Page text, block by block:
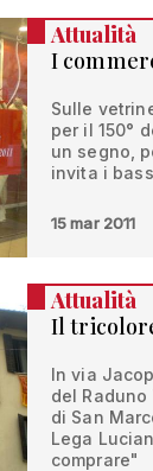
Attualità
I
Sulle
per il 150°
un segno,
invita i
15 mar 2011
Attualità
Il
In via
del
di San
Lega
comprare"